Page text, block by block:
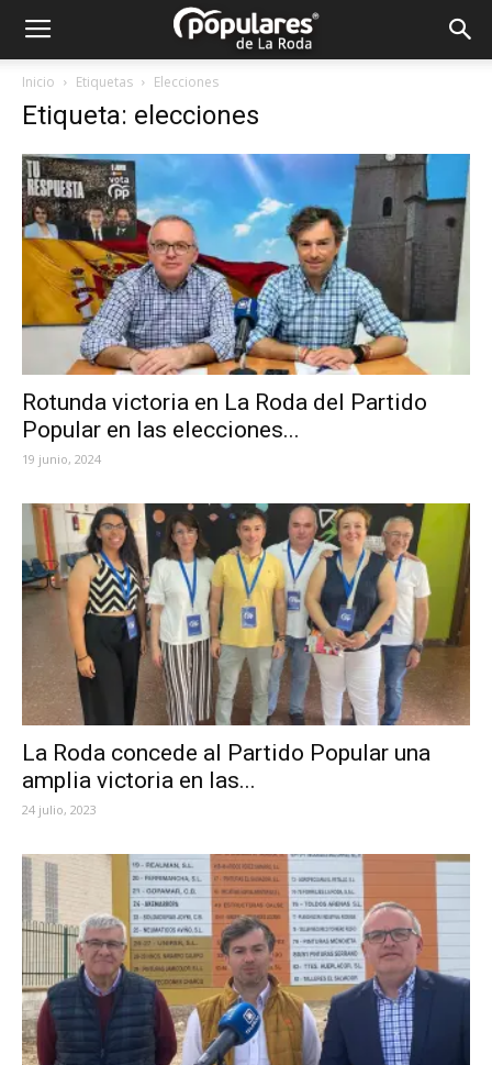
Partido
Popular
Roda
Inicio Etiquetas Elecciones
Etiqueta: elecciones
Rotunda victoria en La Roda del Partido
Popular en las elecciones...
19 junio, 2024
La Roda concede al Partido Popular una
amplia victoria en las...
24 julio, 2023